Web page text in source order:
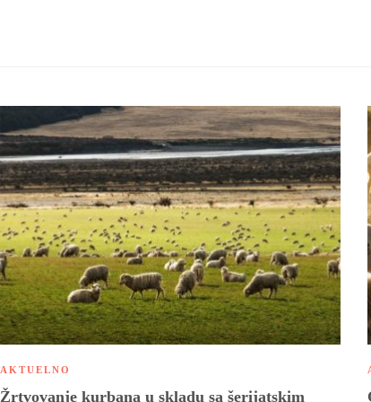
AKTUELNO
Žrtvovanje kurbana u skladu sa šerijatskim